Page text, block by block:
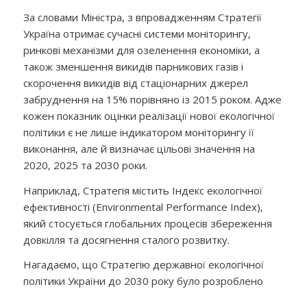
За словами Міністра, з впровадженням Стратегії
Україна отримає сучасні системи моніторингу,
ринкові механізми для озеленення економіки, а
також зменшення викидів парникових газів і
скорочення викидів від стаціонарних джерел
забруднення на 15% порівняно із 2015 роком. Адже
кожен показник оцінки реалізації нової екологічної
політики є не лише індикатором моніторингу її
виконання, але й визначає цільові значення на
2020, 2025 та 2030 роки.
Наприклад, Стратегія містить Індекс екологічної
ефективності (Environmental Performance Index),
який стосується глобальних процесів збереження
довкілля та досягнення сталого розвитку.
Нагадаємо, що Стратегію державної екологічної
політики України до 2030 року було розроблено